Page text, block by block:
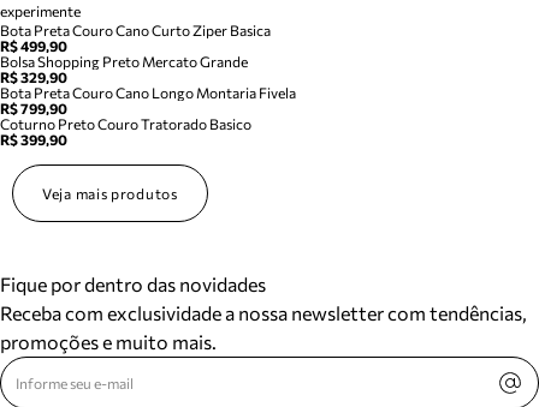
experimente
Bota Preta Couro Cano Curto Ziper Basica
R$ 499,90
Bolsa Shopping Preto Mercato Grande
R$ 329,90
Bota Preta Couro Cano Longo Montaria Fivela
R$ 799,90
Coturno Preto Couro Tratorado Basico
R$ 399,90
Veja mais produtos
Fique por dentro das novidades
Receba com exclusividade a nossa newsletter com tendências,
promoções e muito mais.